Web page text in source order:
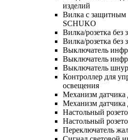
изделий
Вилка с защитным
SCHUKO
Вилка/розетка без
Вилка/розетка без
Выключатель
Выключатель
Выключатель
Контроллер для
освещения
Механизм
Механизм
Настольный
Настольный
Переключатель